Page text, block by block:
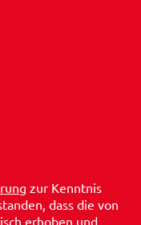
zur Kenntnis
dass die von
erhoben und